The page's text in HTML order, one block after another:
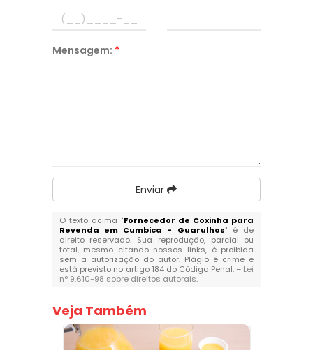
Mensagem: *
Enviar
O texto acima "Fornecedor de Coxinha para
Revenda em Cumbica - Guarulhos" é de
direito reservado. Sua reprodução, parcial ou
total, mesmo citando nossos links, é proibida
sem a autorização do autor. Plágio é crime e
está previsto no artigo 184 do Código Penal. – Lei
n° 9.610-98 sobre direitos autorais.
Veja Também